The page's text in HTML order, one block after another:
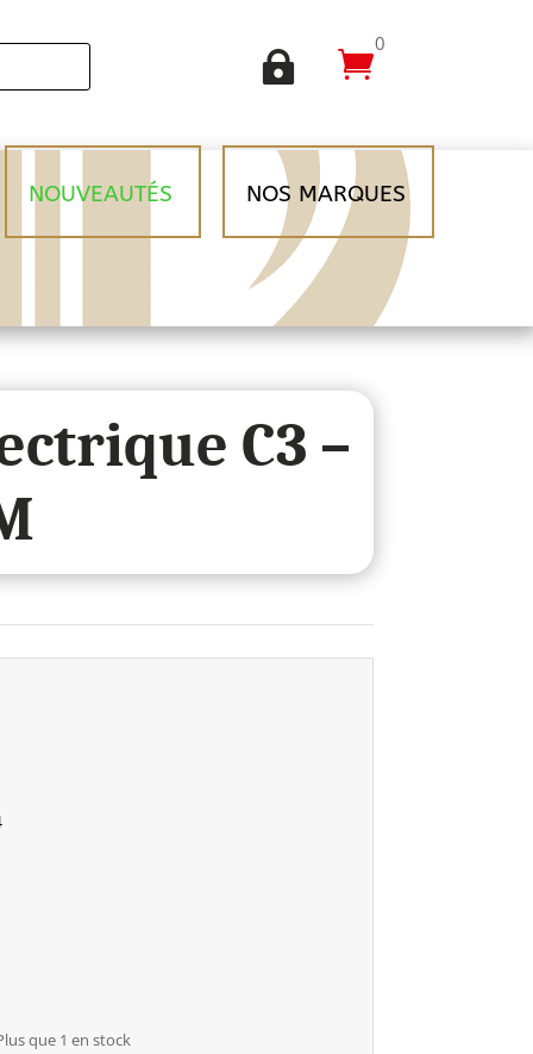
 
0
NOUVEAUTÉS NOS MARQUES
C3 –
que 1 en stock